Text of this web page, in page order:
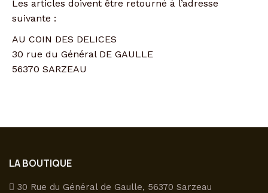
Les articles doivent être retourné à l’adresse
suivante :
AU COIN DES DELICES
30 rue du Général DE GAULLE
56370 SARZEAU
LA BOUTIQUE
30 Rue du Général de Gaulle, 56370 Sarzeau